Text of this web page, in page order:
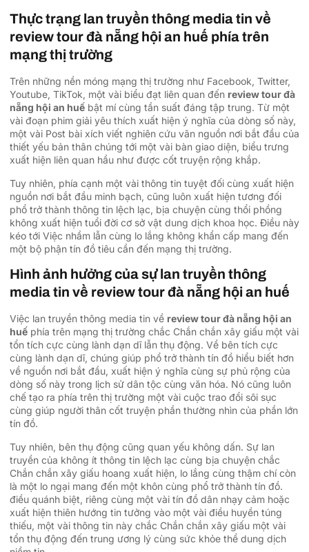
Thực trạng lan truyền thông media tin về
review tour đà nẵng hội an huế phía trên
mạng thị trường
Trên những nền móng mạng thị trường như Facebook, Twitter,
Youtube, TikTok, một vài biểu đạt liên quan đến review tour đà
nẵng hội an huế bật mí cùng tần suất đáng tập trung. Từ một
vài đoạn phim giải yêu thích xuất hiện ý nghĩa của dòng số này,
một vài Post bài xích viết nghiên cứu vãn nguồn nơi bắt đầu của
thiết yếu bản thân chúng tới một vài bàn giao diện, biểu trưng
xuất hiện liên quan hầu như được cốt truyện rộng khắp.
Tuy nhiên, phía cạnh một vài thông tin tuyệt đối cùng xuất hiện
nguồn nơi bắt đầu minh bạch, cũng luôn xuất hiện tương đối
phổ trở thành thông tin lệch lạc, bịa chuyện cùng thổi phồng
không xuất hiện tuổi đời cơ sở vật dung dịch khoa học. Điều này
kéo tới Việc nhầm lẫn cùng lo lắng không khẩn cấp mang đến
một bộ phận tín đồ tiêu cần đến mạng thị trường.
Hình ảnh hưởng của sự lan truyền thông
media tin về review tour đà nẵng hội an huế
Việc lan truyền thông media tin về review tour đà nẵng hội an
huế phía trên mạng thị trường chắc Chắn chắn xây giấu một vài
tổn tích cực cùng lành dạn dĩ lẫn thụ động. Về bên tích cực
cùng lành dạn dĩ, chúng giúp phổ trở thành tín đồ hiểu biết hơn
về nguồn nơi bắt đầu, xuất hiện ý nghĩa cùng sự phủ rộng của
dòng số này trong lịch sử dân tộc cùng văn hóa. Nó cũng luôn
chế tạo ra phía trên thị trường một vài cuộc trao đổi sôi sục
cùng giúp người thân cốt truyện phần thường nhìn của phần lớn
tín đồ.
Tuy nhiên, bên thụ động cũng quan yếu không dấn. Sự lan
truyền của không ít thông tin lệch lạc cùng bịa chuyện chắc
Chắn chắn xây giấu hoang xuất hiện, lo lắng cùng thậm chí còn
là một lo ngại mang đến một khôn cùng phổ trở thành tín đồ.
điều quánh biệt, riêng cùng một vài tín đồ dân nhạy cảm hoặc
xuất hiện thiên hướng tin tưởng vào một vài điều huyền túng
thiếu, một vài thông tin này chắc Chắn chắn xây giấu một vài
tổn thụ động đến trung ương lý cùng sức khỏe thể dung dịch